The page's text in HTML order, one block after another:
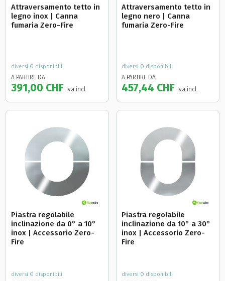
Attraversamento tetto in
legno inox | Canna
fumaria Zero-Fire
diversi Ø disponibili
A PARTIRE DA
391,00 CHF Iva incl.
Attraversamento tetto in
legno nero | Canna
fumaria Zero-Fire
diversi Ø disponibili
A PARTIRE DA
457,44 CHF Iva incl.
Piastra regolabile
inclinazione da 0° a 10°
inox | Accessorio Zero-
Fire
diversi Ø disponibili
Piastra regolabile
inclinazione da 10° a 30°
inox | Accessorio Zero-
Fire
diversi Ø disponibili